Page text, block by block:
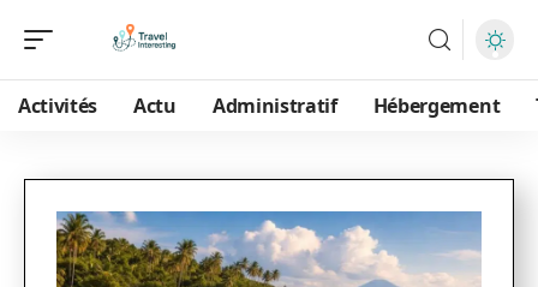
Activités Actu Administratif Hébergement